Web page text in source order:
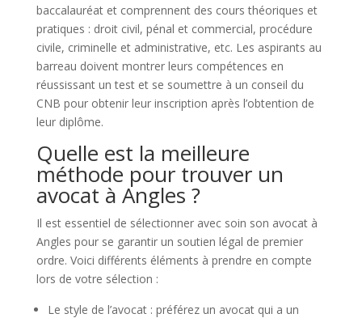
baccalauréat et comprennent des cours théoriques et
pratiques : droit civil, pénal et commercial, procédure
civile, criminelle et administrative, etc. Les aspirants au
barreau doivent montrer leurs compétences en
réussissant un test et se soumettre à un conseil du
CNB pour obtenir leur inscription après l’obtention de
leur diplôme.
Quelle est la meilleure
méthode pour trouver un
avocat à Angles ?
Il est essentiel de sélectionner avec soin son avocat à
Angles pour se garantir un soutien légal de premier
ordre. Voici différents éléments à prendre en compte
lors de votre sélection :
Le style de l’avocat : préférez un avocat qui a un